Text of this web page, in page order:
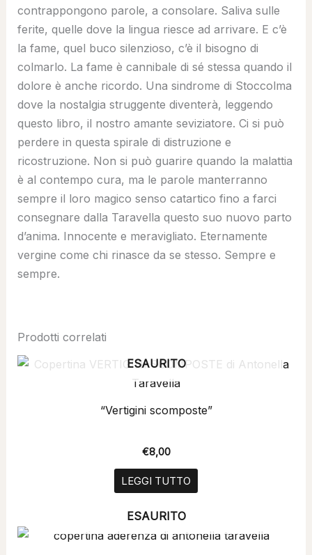
contrappongono parole, a consolare. Saliva sulle
ferite, quelle dove la lingua riesce ad arrivare. E c’è
la fame, quel buco silenzioso, c’è il bisogno di
colmarlo. La fame è cannibale di sé stessa quando il
dolore è anche ricordo. Una sindrome di Stoccolma
dove la nostalgia struggente diventerà, leggendo
questo libro, il nostro amante seviziatore. Ci si può
perdere in questa spirale di distruzione e
ricostruzione. Non si può guarire quando la malattia
è al contempo cura, ma le parole manterranno
sempre il loro magico senso catartico fino a farci
consegnare dalla Taravella questo suo nuovo parto
d’anima. Innocente e meravigliato. Eternamente
vergine come chi rinasce da se stesso. Sempre e
sempre.
Prodotti correlati
ESAURITO
“Vertigini scomposte”
€8,00
LEGGI TUTTO
ESAURITO